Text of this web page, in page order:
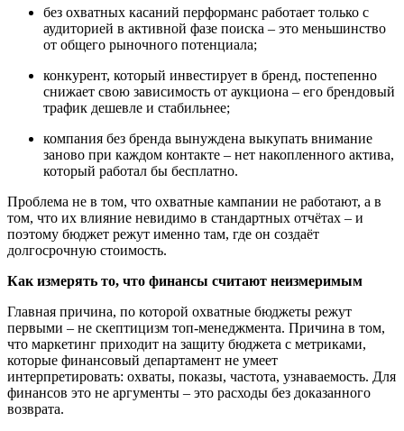
без охватных касаний перформанс работает только с
аудиторией в активной фазе поиска – это меньшинство
от общего рыночного потенциала;
конкурент, который инвестирует в бренд, постепенно
снижает свою зависимость от аукциона – его брендовый
трафик дешевле и стабильнее;
компания без бренда вынуждена выкупать внимание
заново при каждом контакте – нет накопленного актива,
который работал бы бесплатно.
Проблема не в том, что охватные кампании не работают, а в
том, что их влияние невидимо в стандартных отчётах – и
поэтому бюджет режут именно там, где он создаёт
долгосрочную стоимость.
Как измерять то, что финансы считают неизмеримым
Главная причина, по которой охватные бюджеты режут
первыми – не скептицизм топ-менеджмента. Причина в том,
что маркетинг приходит на защиту бюджета с метриками,
которые финансовый департамент не умеет
интерпретировать: охваты, показы, частота, узнаваемость. Для
финансов это не аргументы – это расходы без доказанного
возврата.